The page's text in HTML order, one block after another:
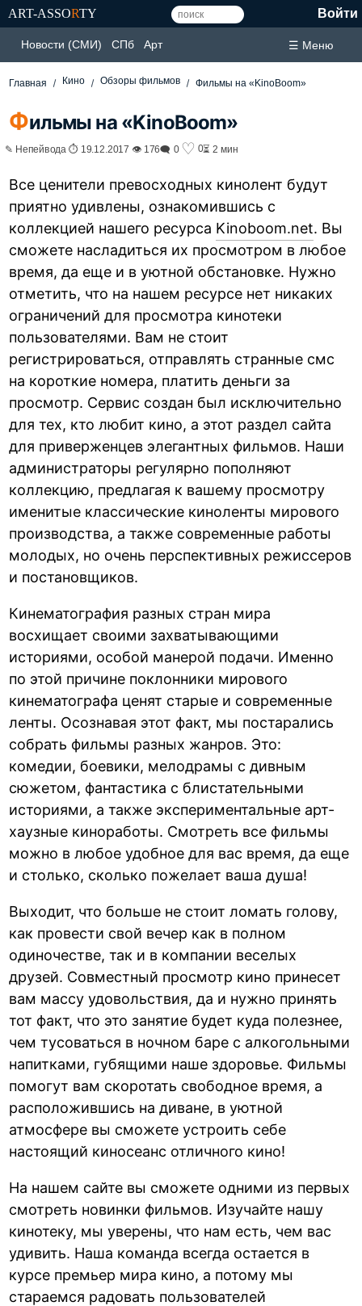
ART-ASSORTY Войти
Новости (СМИ) СПб Арт ☰ Меню
Главная Кино Обзоры фильмов Фильмы на «KinoBoom»
Фильмы на «KinoBoom»
✎ Непейвода ⏱ 19.12.2017 👁 176🗨 0 ♡ 0⏳ 2 мин
Все ценители превосходных кинолент будут
приятно удивлены, ознакомившись с
коллекцией нашего ресурса Kinoboom.net. Вы
сможете насладиться их просмотром в любое
время, да еще и в уютной обстановке. Нужно
отметить, что на нашем ресурсе нет никаких
ограничений для просмотра кинотеки
пользователями. Вам не стоит
регистрироваться, отправлять странные смс
на короткие номера, платить деньги за
просмотр. Сервис создан был исключительно
для тех, кто любит кино, а этот раздел сайта
для приверженцев элегантных фильмов. Наши
администраторы регулярно пополняют
коллекцию, предлагая к вашему просмотру
именитые классические киноленты мирового
производства, а также современные работы
молодых, но очень перспективных режиссеров
и постановщиков.
Кинематография разных стран мира
восхищает своими захватывающими
историями, особой манерой подачи. Именно
по этой причине поклонники мирового
кинематографа ценят старые и современные
ленты. Осознавая этот факт, мы постарались
собрать фильмы разных жанров. Это:
комедии, боевики, мелодрамы с дивным
сюжетом, фантастика с блистательными
историями, а также экспериментальные арт-
хаузные киноработы. Смотреть все фильмы
можно в любое удобное для вас время, да еще
и столько, сколько пожелает ваша душа!
Выходит, что больше не стоит ломать голову,
как провести свой вечер как в полном
одиночестве, так и в компании веселых
друзей. Совместный просмотр кино принесет
вам массу удовольствия, да и нужно принять
тот факт, что это занятие будет куда полезнее,
чем тусоваться в ночном баре с алкогольными
напитками, губящими наше здоровье. Фильмы
помогут вам скоротать свободное время, а
расположившись на диване, в уютной
атмосфере вы сможете устроить себе
настоящий киносеанс отличного кино!
На нашем сайте вы сможете одними из первых
смотреть новинки фильмов. Изучайте нашу
кинотеку, мы уверены, что нам есть, чем вас
удивить. Наша команда всегда остается в
курсе премьер мира кино, а потому мы
стараемся радовать пользователей